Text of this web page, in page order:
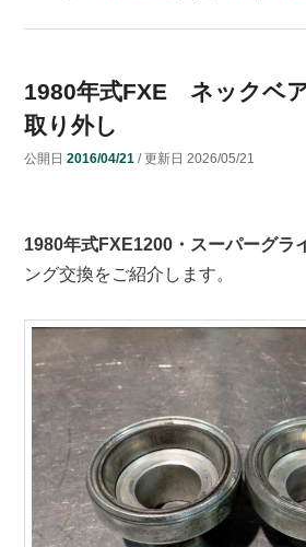
1980年式FXE ネックベ
取り外し
公開日 2016/04/21 / 更新日 2026/05/21
1980年式FXE1200・スーパーグラ
ング交換をご紹介します。